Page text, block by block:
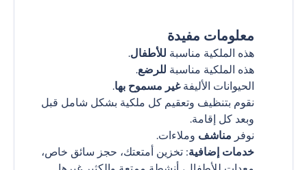
معلومات مفيدة
هذه الملكية مناسبة للأطفال.
هذه الملكية مناسبة للرضع.
الحيوانات الأليفةغير مسموح بها.
نقوم بتنظيف وتعقيم كل ملكية بشكل شامل قبل
وبعد كل إقامة.
نوفر مناشف وملاءات.
خدمات إضافية: تخزين أمتعتك، حجز سائق خاص،